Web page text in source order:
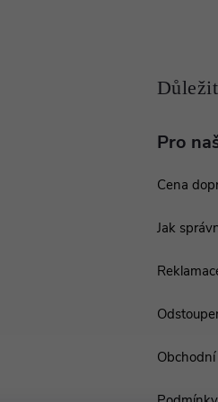
Pro
Cena
Jak